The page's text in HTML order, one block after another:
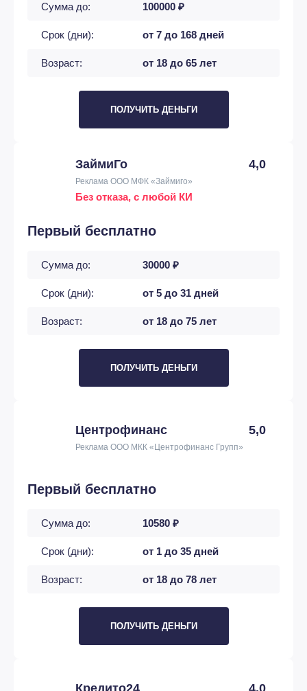
Сумма до: 100000 ₽
Срок (дни): от 7 до 168 дней
Возраст: от 18 до 65 лет
ПОЛУЧИТЬ ДЕНЬГИ
ЗаймиГо 4,0
Реклама ООО МФК «Займиго»
Без отказа, с любой КИ
Первый бесплатно
Сумма до: 30000 ₽
Срок (дни): от 5 до 31 дней
Возраст: от 18 до 75 лет
ПОЛУЧИТЬ ДЕНЬГИ
Центрофинанс 5,0
Реклама ООО МКК «Центрофинанс Групп»
Первый бесплатно
Сумма до: 10580 ₽
Срок (дни): от 1 до 35 дней
Возраст: от 18 до 78 лет
ПОЛУЧИТЬ ДЕНЬГИ
Кредито24 4,0